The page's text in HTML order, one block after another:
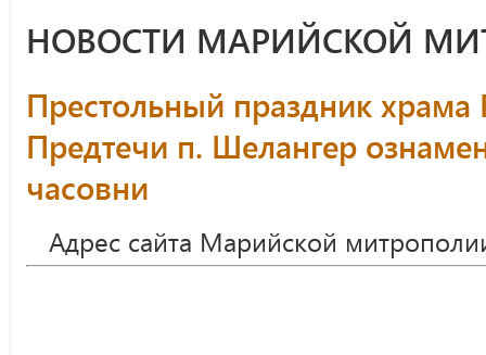
НОВОСТИ МАРИЙСКОЙ
Престольный праздник
Предтечи п. Шелангер
часовни
Адрес сайта Марийской